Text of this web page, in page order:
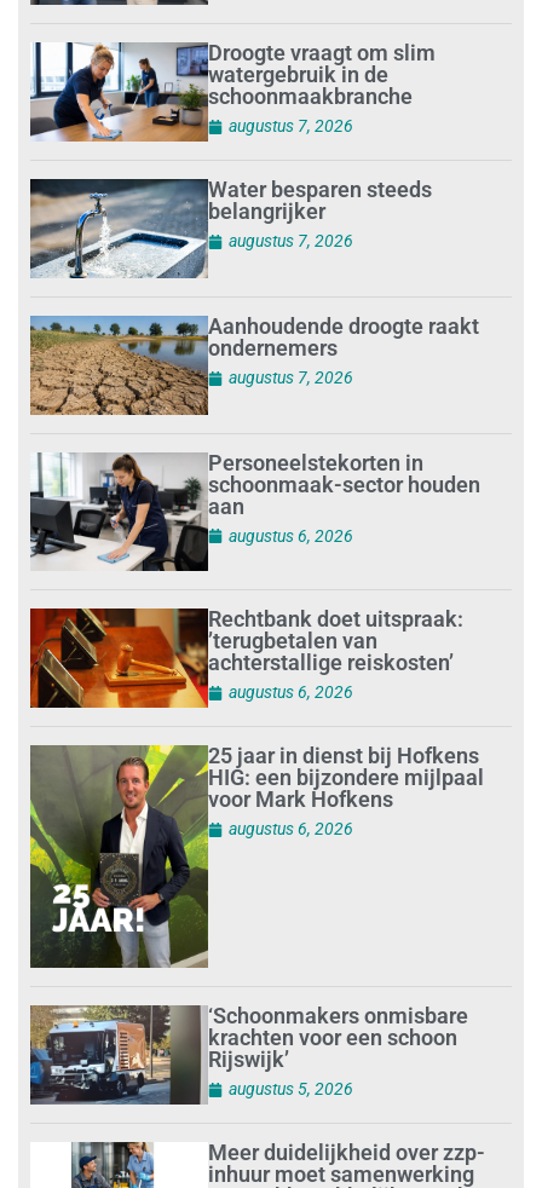
Droogte vraagt om slim
watergebruik in de
schoonmaakbranche
augustus 7, 2026
Water besparen steeds
belangrijker
augustus 7, 2026
Aanhoudende droogte raakt
ondernemers
augustus 7, 2026
Personeelstekorten in
schoonmaak-sector houden
aan
augustus 6, 2026
Rechtbank doet uitspraak:
’terugbetalen van
achterstallige reiskosten’
augustus 6, 2026
25 jaar in dienst bij Hofkens
HIG: een bijzondere mijlpaal
voor Mark Hofkens
augustus 6, 2026
‘Schoonmakers onmisbare
krachten voor een schoon
Rijswijk’
augustus 5, 2026
Meer duidelijkheid over zzp-
inhuur moet samenwerking